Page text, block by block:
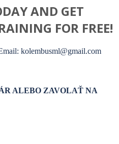
AND GET
FOR FREE!
kolembusml@gmail.com
ALEBO ZAVOLAŤ NA